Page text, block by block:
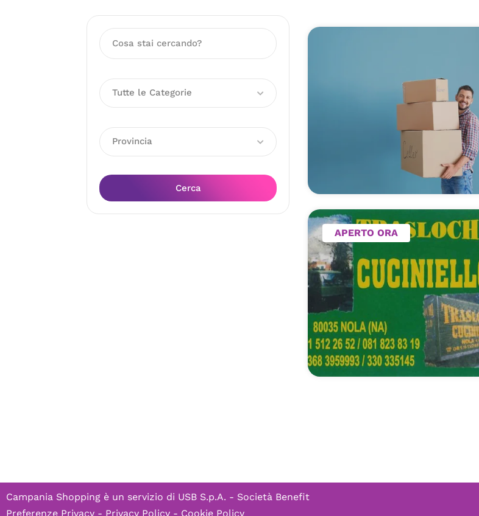
Tutte le Categorie
Provincia
Cerca
APERTO ORA
Campania Shopping è un servizio di USB S.p.A. - Società Benefit
Preferenze Privacy - Privacy Policy - Cookie Policy